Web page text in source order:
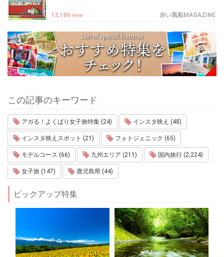
赤い風船MAGAZINE
13,186 view
この記事のキーワード
アガる！よくばり女子旅特集 (24) インスタ映え (48)
インスタ映えスポット (21) フォトジェニック (65)
モデルコース (66) 九州エリア (211) 国内旅行 (2,224)
女子旅 (147) 鹿児島県 (44)
ピックアップ特集